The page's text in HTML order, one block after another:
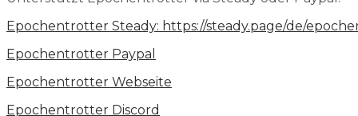
Epochentrotter Steady: https://steady.page/de/
Epochentrotter Paypal
⁠⁠⁠⁠⁠Epochentrotter Webseite⁠⁠⁠⁠⁠⁠⁠⁠⁠⁠⁠⁠⁠⁠⁠⁠⁠⁠⁠⁠⁠⁠
⁠Epochentrotter Discord⁠